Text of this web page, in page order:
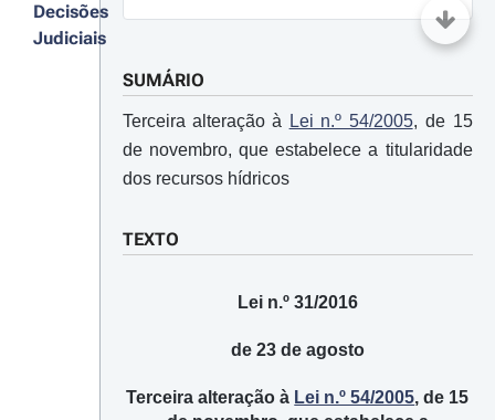
Decisões
Judiciais
SUMÁRIO
Terceira alteração à Lei n.º 54/2005, de 15
de novembro, que estabelece a titularidade
dos recursos hídricos
TEXTO
Lei n.º 31/2016
de 23 de agosto
Terceira alteração à Lei n.º 54/2005, de 15